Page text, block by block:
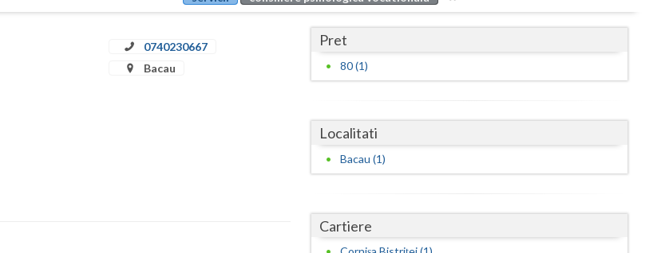
Buzau
0740230667
Bacau
Pret
80 (1)
Localitati
Bacau (1)
Cartiere